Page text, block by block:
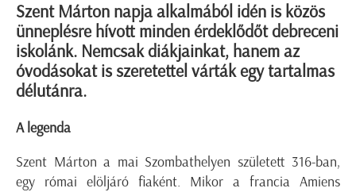
Szent Márton napja alkalmából idén is közös
ünneplésre hívott minden érdeklődőt debreceni
iskolánk. Nemcsak diákjainkat, hanem az
óvodásokat is szeretettel várták egy tartalmas
délutánra.
A legenda
Szent Márton a mai Szombathelyen született 316-ban,
egy római elöljáró fiaként. Mikor a francia Amiens